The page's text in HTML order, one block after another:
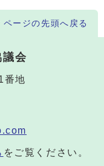
ページの先頭へ戻る
会
番地
をご覧ください。